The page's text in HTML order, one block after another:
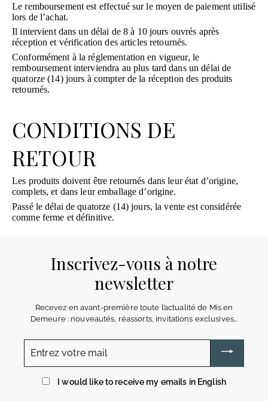
Le remboursement est effectué sur le moyen de paiement utilisé
lors de l’achat.
Il intervient dans un délai de 8 à 10 jours ouvrés après
réception et vérification des articles retournés.
Conformément à la réglementation en vigueur, le
remboursement interviendra au plus tard dans un délai de
quatorze (14) jours à compter de la réception des produits
retournés.
CONDITIONS DE
RETOUR
Les produits doivent être retournés dans leur état d’origine,
complets, et dans leur emballage d’origine.
Passé le délai de quatorze (14) jours, la vente est considérée
comme ferme et définitive.
Inscrivez-vous à notre
newsletter
Recevez en avant-première toute l’actualité de Mis en
Demeure : nouveautés, réassorts, invitations exclusives…
I would like to receive my emails in English